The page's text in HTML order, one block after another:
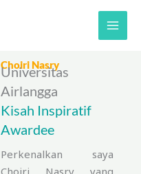
Choiri Nasry
Universitas
Airlangga
Kisah Inspiratif
Awardee
Perkenalkan saya
Choiri Nasry yang